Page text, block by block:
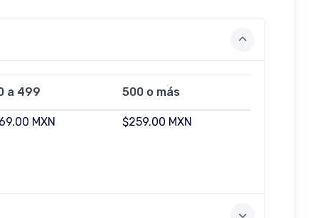
a 499 500 o más
MXN $259.00 MXN